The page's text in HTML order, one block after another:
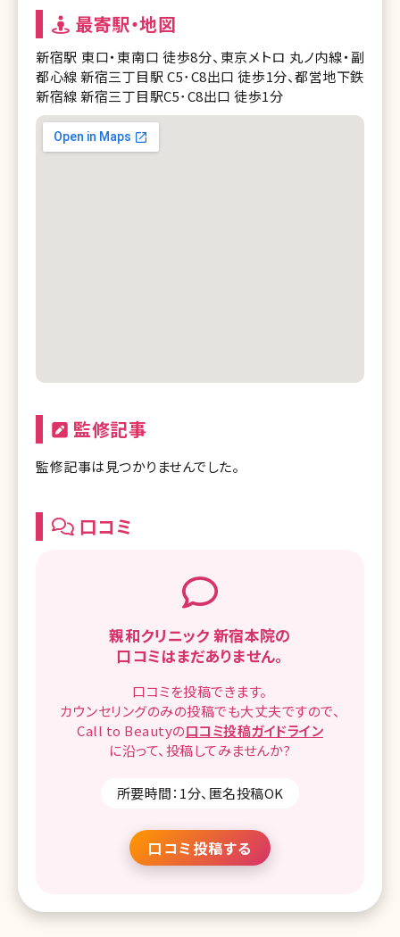
最寄駅・地図
新宿駅 東口・東南口 徒歩8分、東京メトロ 丸ノ内線・副
都心線 新宿三丁目駅 C5･C8出口 徒歩1分、都営地下鉄
新宿線 新宿三丁目駅C5･C8出口 徒歩1分
監修記事
監修記事は見つかりませんでした。
口コミ
親和クリニック 新宿本院の
口コミはまだありません。
口コミを投稿できます。
カウンセリングのみの投稿でも大丈夫ですので、
Call to Beautyの口コミ投稿ガイドライン
に沿って、 投稿してみませんか?
所要時間：1分、匿名投稿OK
口コミ投稿する